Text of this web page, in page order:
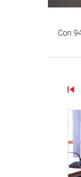
Con